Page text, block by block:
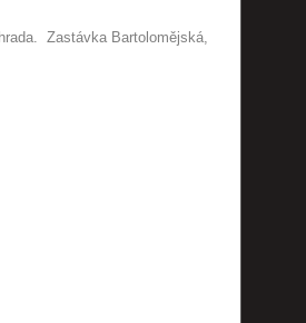
Zastávka Bartolomějská,